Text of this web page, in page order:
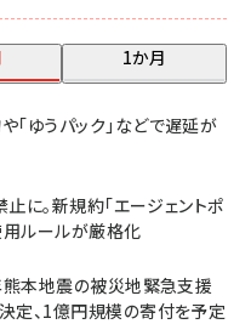
1か月
ゆうパック」などで遅延が
。新規約「エージェントポ
用ルールが厳格化
熊本地震の被災地緊急支援
定、1億円規模の寄付を予定